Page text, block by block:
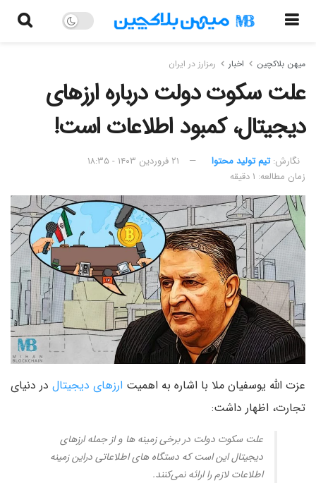
میهن بلاکچین اخبار رمزارز در ایران
علت سکوت دولت درباره ارزهای
دیجیتال، کمبود اطلاعات است!
نگارش:‌ تیم تولید محتوا
۲۱ فروردین ۱۴۰۳ - ۱۸:۳۵
زمان مطالعه: ۱ دقیقه
عزت الله یوسفیان ملا با اشاره به اهمیت ارزهای دیجیتال در دنیای
تجارت، اظهار داشت:
علت سکوت دولت در برخی زمینه ها و از جمله ارزهای
دیجیتال این است که دستگاه های اطلاعاتی دراین زمینه
اطلاعات لازم را ارائه نمی‌کنند.